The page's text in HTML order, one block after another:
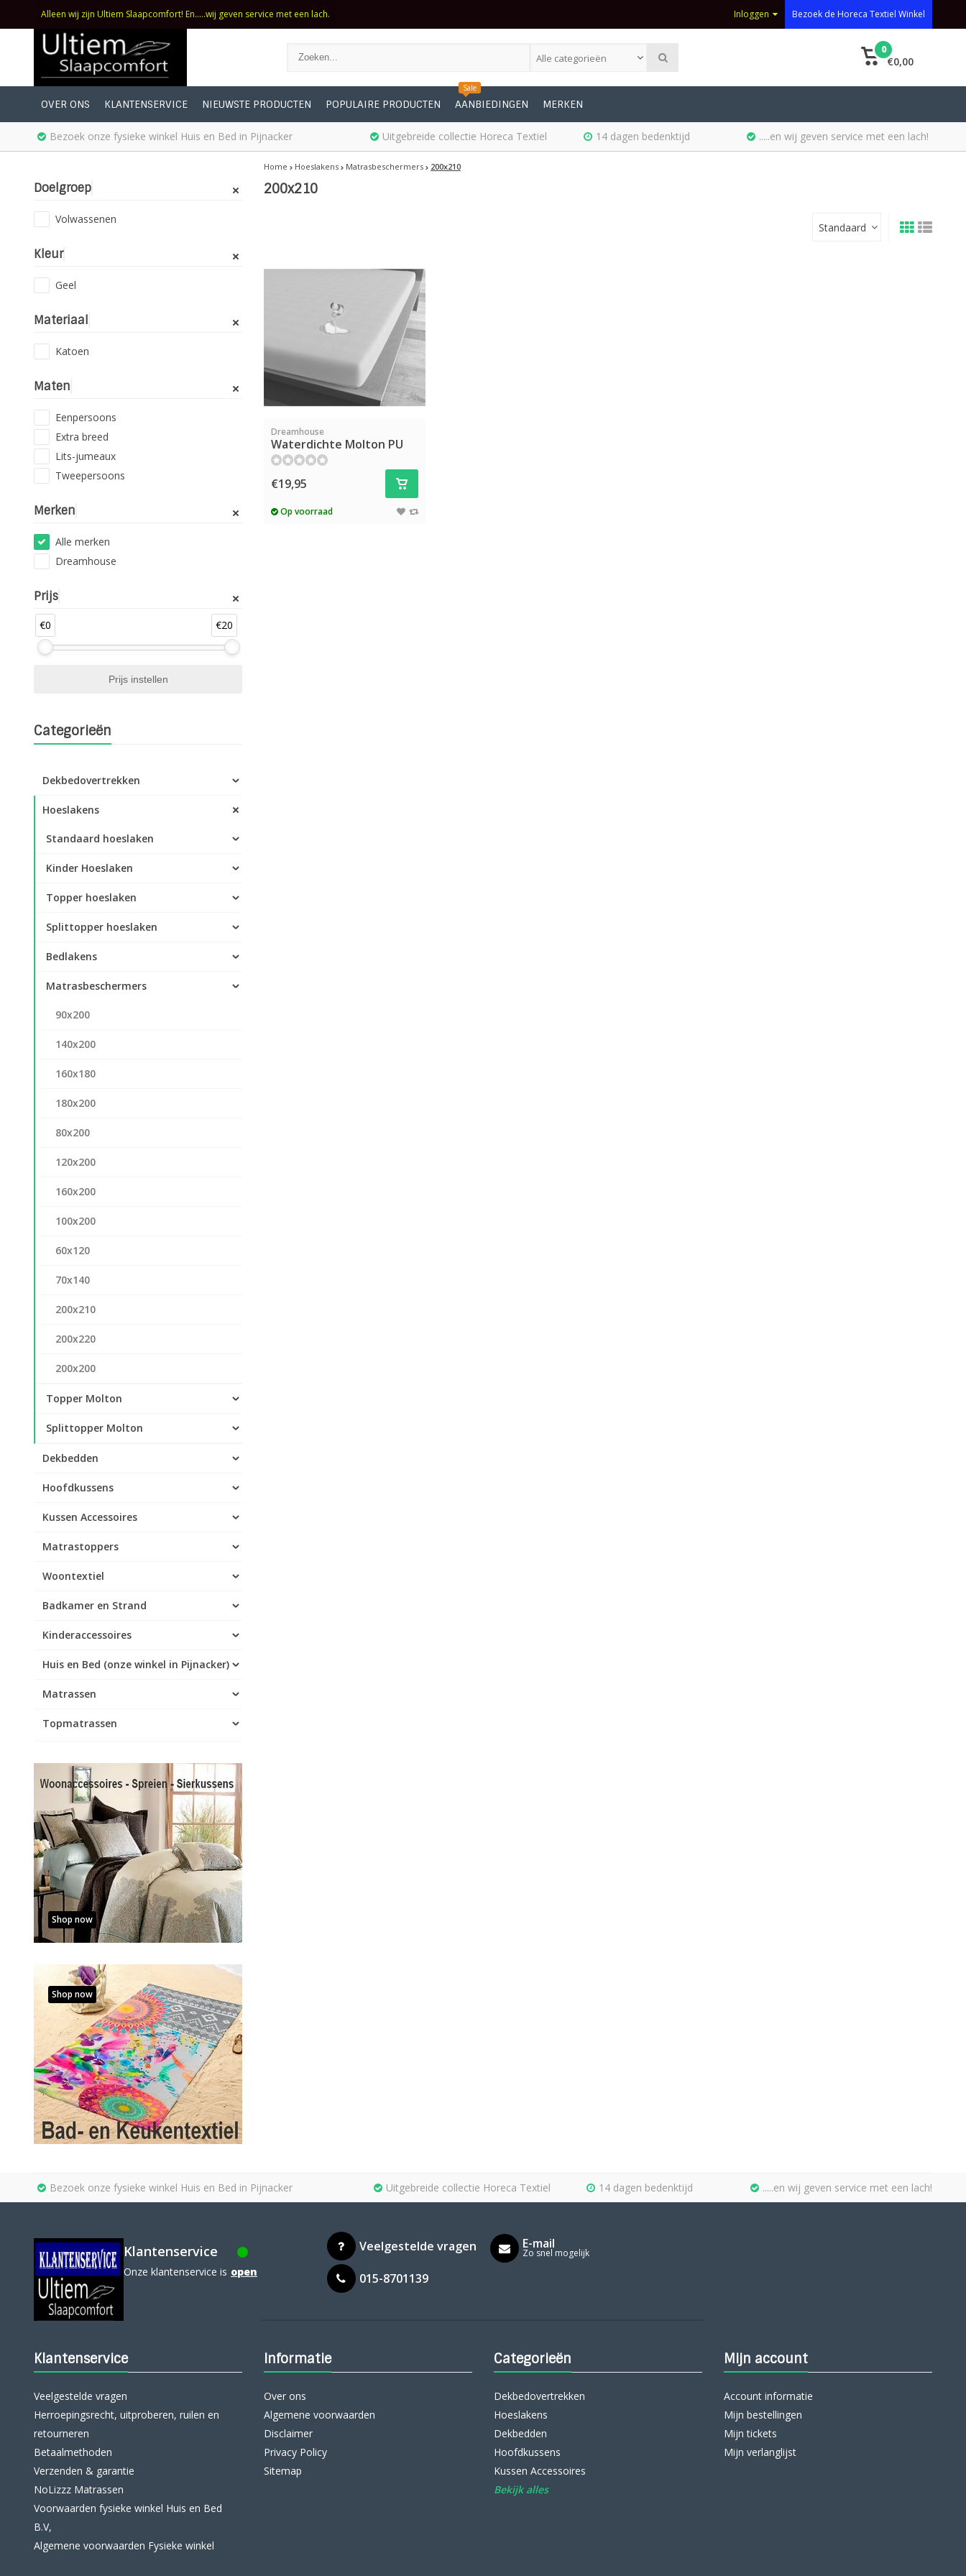
Alleen wij zijn Ultiem Slaapcomfort! En.....wij geven service met een lach. Inloggen Bezoek de Horeca Textiel Winkel
Alle categorieën
0
€0,00
OVER ONS KLANTENSERVICE NIEUWSTE PRODUCTEN POPULAIRE PRODUCTEN
Sale
AANBIEDINGEN MERKEN
Bezoek onze fysieke winkel Huis en Bed in Pijnacker Uitgebreide collectie Horeca Textiel 14 dagen bedenktijd .....en wij geven service met een lach!
Doelgroep
Volwassenen
Kleur
Geel
Materiaal
Katoen
Maten
Eenpersoons
Extra breed
Lits-jumeaux
Tweepersoons
Merken
Alle merken
Dreamhouse
Prijs
€0 €20
Categorieën
Dekbedovertrekken
Hoeslakens
Standaard hoeslaken
Kinder Hoeslaken
Topper hoeslaken
Splittopper hoeslaken
Bedlakens
Matrasbeschermers
90x200
140x200
160x180
180x200
80x200
120x200
160x200
100x200
60x120
70x140
200x210
200x220
200x200
Topper Molton
Splittopper Molton
Dekbedden
Hoofdkussens
Kussen Accessoires
Matrastoppers
Woontextiel
Badkamer en Strand
Kinderaccessoires
Huis en Bed (onze winkel in Pijnacker)
Matrassen
Topmatrassen
Shop now
Shop now
Home Hoeslakens Matrasbeschermers 200x210
200x210
Standaard
Dreamhouse
Waterdichte Molton PU
€19,95
Op voorraad
Bezoek onze fysieke winkel Huis en Bed in Pijnacker Uitgebreide collectie Horeca Textiel 14 dagen bedenktijd .....en wij geven service met een lach!
Klantenservice
Onze klantenservice is open
Veelgestelde vragen
015-8701139
E-mail
Zo snel mogelijk
Klantenservice
Veelgestelde vragen
Herroepingsrecht, uitproberen, ruilen en
retourneren
Betaalmethoden
Verzenden & garantie
NoLizzz Matrassen
Voorwaarden fysieke winkel Huis en Bed
B.V,
Algemene voorwaarden Fysieke winkel
Informatie
Over ons
Algemene voorwaarden
Disclaimer
Privacy Policy
Sitemap
Categorieën
Dekbedovertrekken
Hoeslakens
Dekbedden
Hoofdkussens
Kussen Accessoires
Bekijk alles
Mijn account
Account informatie
Mijn bestellingen
Mijn tickets
Mijn verlanglijst